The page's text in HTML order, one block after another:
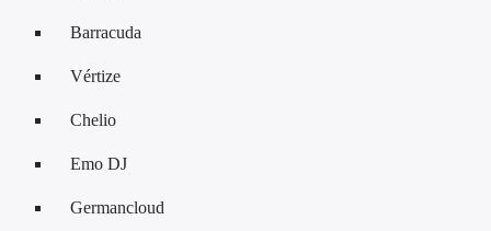
Barracuda
Vértize
Chelio
Emo DJ
Germancloud